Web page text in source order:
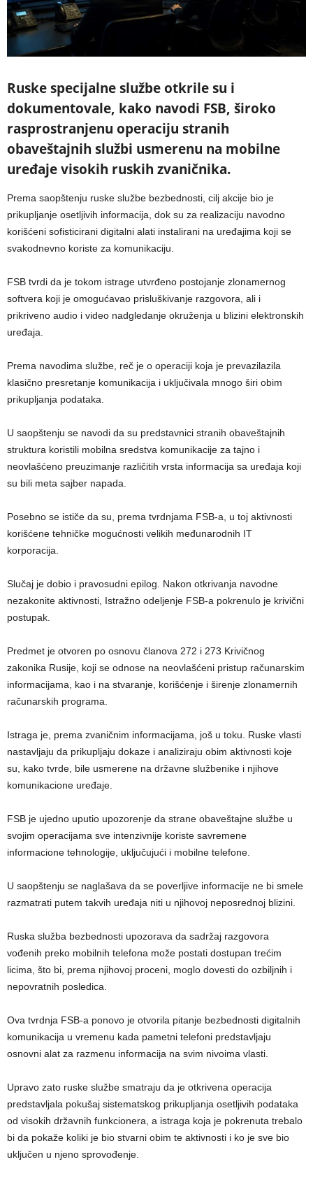
Ruske specijalne službe otkrile su i
dokumentovale, kako navodi FSB, široko
rasprostranjenu operaciju stranih
obaveštajnih službi usmerenu na mobilne
uređaje visokih ruskih zvaničnika.
Prema saopštenju ruske službe bezbednosti, cilj akcije bio je
prikupljanje osetljivih informacija, dok su za realizaciju navodno
korišćeni sofisticirani digitalni alati instalirani na uređajima koji se
svakodnevno koriste za komunikaciju.
FSB tvrdi da je tokom istrage utvrđeno postojanje zlonamernog
softvera koji je omogućavao prisluškivanje razgovora, ali i
prikriveno audio i video nadgledanje okruženja u blizini elektronskih
uređaja.
Prema navodima službe, reč je o operaciji koja je prevazilazila
klasično presretanje komunikacija i uključivala mnogo širi obim
prikupljanja podataka.
U saopštenju se navodi da su predstavnici stranih obaveštajnih
struktura koristili mobilna sredstva komunikacije za tajno i
neovlašćeno preuzimanje različitih vrsta informacija sa uređaja koji
su bili meta sajber napada.
Posebno se ističe da su, prema tvrdnjama FSB-a, u toj aktivnosti
korišćene tehničke mogućnosti velikih međunarodnih IT
korporacija.
Slučaj je dobio i pravosudni epilog. Nakon otkrivanja navodne
nezakonite aktivnosti, Istražno odeljenje FSB-a pokrenulo je krivični
postupak.
Predmet je otvoren po osnovu članova 272 i 273 Krivičnog
zakonika Rusije, koji se odnose na neovlašćeni pristup računarskim
informacijama, kao i na stvaranje, korišćenje i širenje zlonamernih
računarskih programa.
Istraga je, prema zvaničnim informacijama, još u toku. Ruske vlasti
nastavljaju da prikupljaju dokaze i analiziraju obim aktivnosti koje
su, kako tvrde, bile usmerene na državne službenike i njihove
komunikacione uređaje.
FSB je ujedno uputio upozorenje da strane obaveštajne službe u
svojim operacijama sve intenzivnije koriste savremene
informacione tehnologije, uključujući i mobilne telefone.
U saopštenju se naglašava da se poverljive informacije ne bi smele
razmatrati putem takvih uređaja niti u njihovoj neposrednoj blizini.
Ruska služba bezbednosti upozorava da sadržaj razgovora
vođenih preko mobilnih telefona može postati dostupan trećim
licima, što bi, prema njihovoj proceni, moglo dovesti do ozbiljnih i
nepovratnih posledica.
Ova tvrdnja FSB-a ponovo je otvorila pitanje bezbednosti digitalnih
komunikacija u vremenu kada pametni telefoni predstavljaju
osnovni alat za razmenu informacija na svim nivoima vlasti.
Upravo zato ruske službe smatraju da je otkrivena operacija
predstavljala pokušaj sistematskog prikupljanja osetljivih podataka
od visokih državnih funkcionera, a istraga koja je pokrenuta trebalo
bi da pokaže koliki je bio stvarni obim te aktivnosti i ko je sve bio
uključen u njeno sprovođenje.